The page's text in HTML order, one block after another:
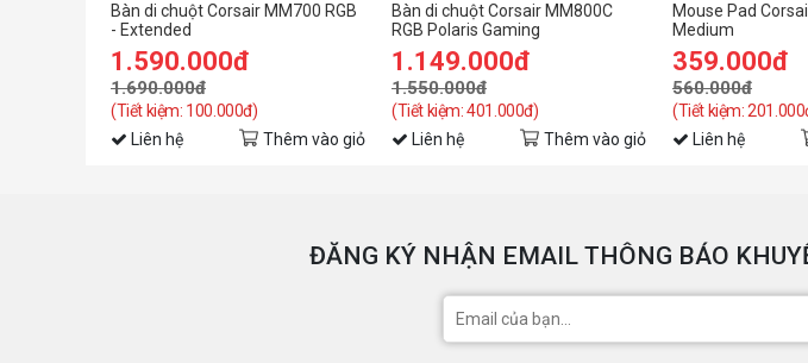
Bàn di chuột Corsair MM700 RGB
- Extended
1.590.000đ
1.690.000đ
(Tiết kiệm: 100.000đ)
Liên hệ Thêm vào giỏ
Bàn di chuột Corsair MM800C
RGB Polaris Gaming
(350x260x5mm) – Cloth Edition
(CH-9440021-AP)
1.149.000đ
1.550.000đ
(Tiết kiệm: 401.000đ)
Liên hệ Thêm vào giỏ
Mouse Pad
Medium
359.000đ
560.000đ
(Tiết kiệm:
Liên hệ
ĐĂNG KÝ NHẬN EMAIL THÔNG BÁO